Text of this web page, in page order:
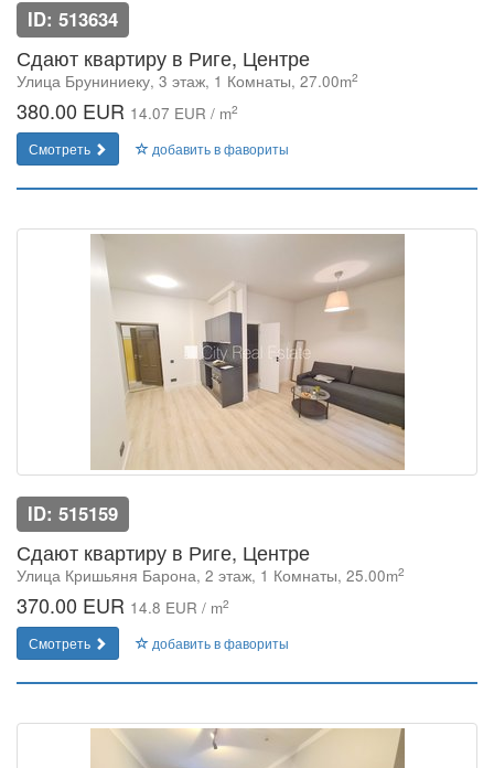
ID: 513634
Сдают квартиру в Риге, Центре
Улица Бруниниеку, 3 этаж, 1 Комнаты, 27.00m2
380.00 EUR 14.07 EUR / m2
Смотреть добавить в фавориты
ID: 515159
Сдают квартиру в Риге, Центре
Улица Кришьяня Барона, 2 этаж, 1 Комнаты, 25.00m2
370.00 EUR 14.8 EUR / m2
Смотреть добавить в фавориты